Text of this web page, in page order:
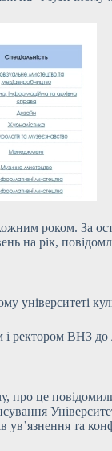
роком. За
на рік,
і ректором ВНЗ
про це
та